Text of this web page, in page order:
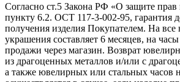
Согласно ст.5 Закона РФ «О защите прав
пункту 6.2. ОСТ 117-3-002-95, гарантия
получения изделия Покупателем. На
украшения составляет 6 месяцев, на
продажи через магазин. Возврат
из драгоценных металлов и/или с
а также ювелирных или стальных часов